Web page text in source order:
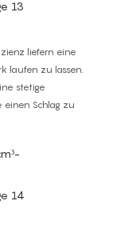
liefern eine
laufen zu lassen.
stetige
einen Schlag zu